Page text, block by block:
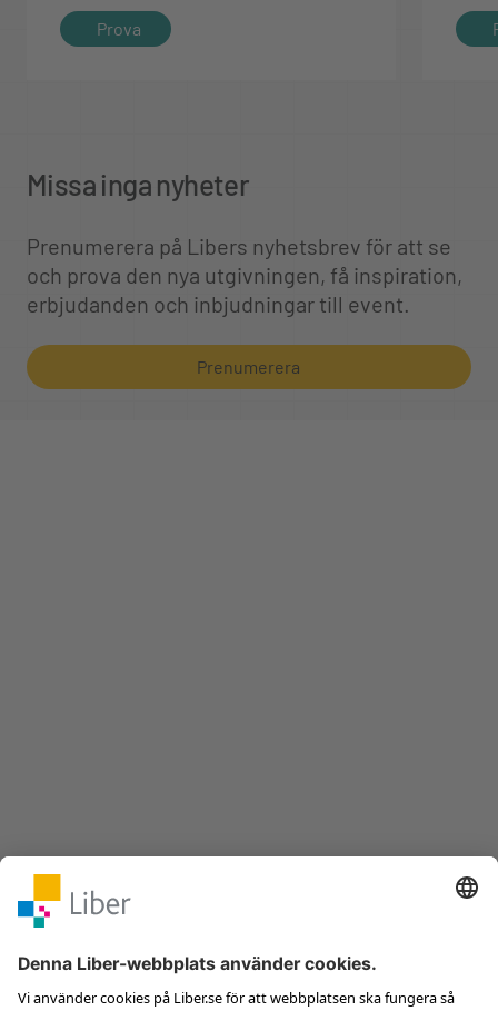
Prova
Missa inga nyheter
Prenumerera på Libers nyhetsbrev för att se
och prova den nya utgivningen, få inspiration,
erbjudanden och inbjudningar till event.
Prenumerera